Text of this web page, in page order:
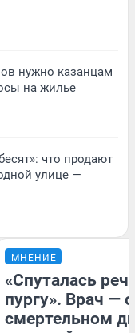
нужно казанцам
на жилье
что продают
улице —
МНЕНИЕ
«Спуталась
пургу». Врач — о
смертельном